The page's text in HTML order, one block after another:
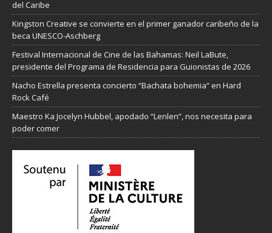
del Caribe
Kingston Creative se convierte en el primer ganador caribeño de la
beca UNESCO-Aschberg
Festival Internacional de Cine de las Bahamas: Neil LaBute,
presidente del Programa de Residencia para Guionistas de 2026
Nacho Estrella presenta concierto “Bachata bohemia” en Hard
Rock Café
Maestro Ka Jocelyn Hubbel, apodado “Lenlen”, nos necesita para
poder comer